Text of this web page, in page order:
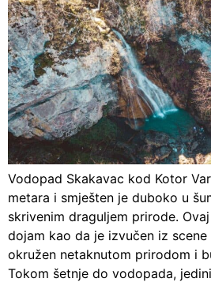
Vodopad Skakavac kod Kotor
metara i smješten je duboko u
skrivenim draguljem prirode.
dojam kao da je izvučen iz
okružen netaknutom prirodom i
Tokom šetnje do vodopada,